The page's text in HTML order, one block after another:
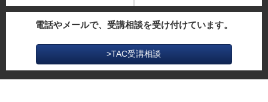
電話やメールで、受講相談を受け付けています。
>TAC受講相談